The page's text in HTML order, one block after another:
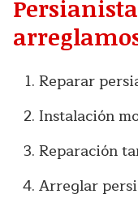
Reparar
Instalación
Reparación
Arreglar